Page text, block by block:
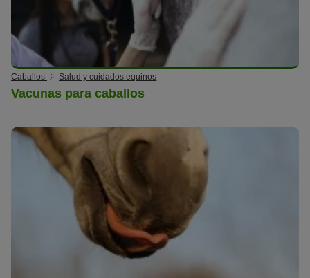
Caballos Salud y cuidados equinos
Vacunas para caballos